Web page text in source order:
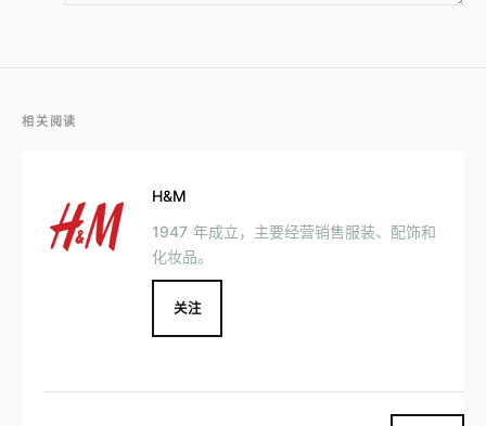
相关阅读
H&M
1947 年成立，主要经营销售服装、配饰和
化妆品。
关注